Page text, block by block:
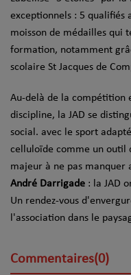
exceptionnels : 5 qualifiés
moisson de médailles qui
formation, notamment
scolaire St Jacques de
Au-delà de la compétition
discipline, la JAD se
social. avec le sport
celluloïde comme un outil
majeur à ne pas manquer
André Darrigade : la JAD
Un rendez-vous
l'association dans le
Commentaires(0)